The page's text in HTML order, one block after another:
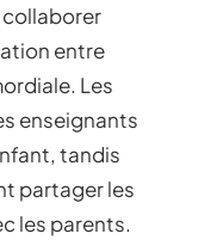
entre
Les
enseignants
tandis
partager les
les parents.